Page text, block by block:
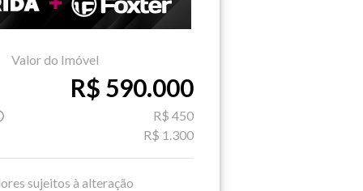
Valor do Imóvel
R$ 590.000
R$ 450
R$ 1.300
sujeitos à alteração